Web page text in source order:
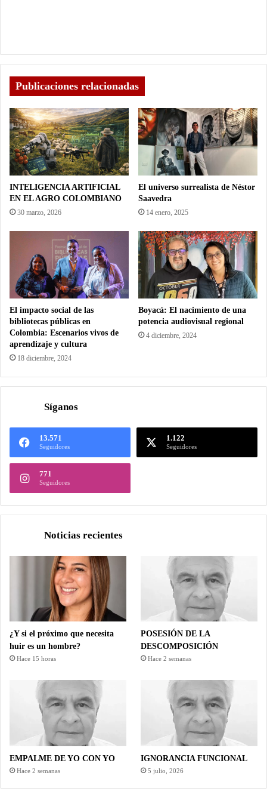
Publicaciones relacionadas
INTELIGENCIA ARTIFICIAL
EN EL AGRO COLOMBIANO
30 marzo, 2026
El universo surrealista de Néstor
Saavedra
14 enero, 2025
El impacto social de las
bibliotecas públicas en
Colombia: Escenarios vivos de
aprendizaje y cultura
18 diciembre, 2024
Boyacá: El nacimiento de una
potencia audiovisual regional
4 diciembre, 2024
Síganos
13.571
Seguidores
1.122
Seguidores
771
Seguidores
Noticias recientes
¿Y si el próximo que necesita
huir es un hombre?
Hace 15 horas
POSESIÓN DE LA
DESCOMPOSICIÓN
Hace 2 semanas
EMPALME DE YO CON YO
Hace 2 semanas
IGNORANCIA FUNCIONAL
5 julio, 2026